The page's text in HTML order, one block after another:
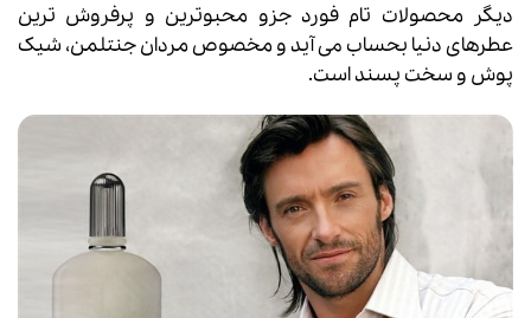
دیگر محصولات تام فورد جزو محبوترین و پرفروش ترین
عطرهای دنیا بحساب می آید و مخصوص مردان جنتلمن، شیک
پوش و سخت پسند است.